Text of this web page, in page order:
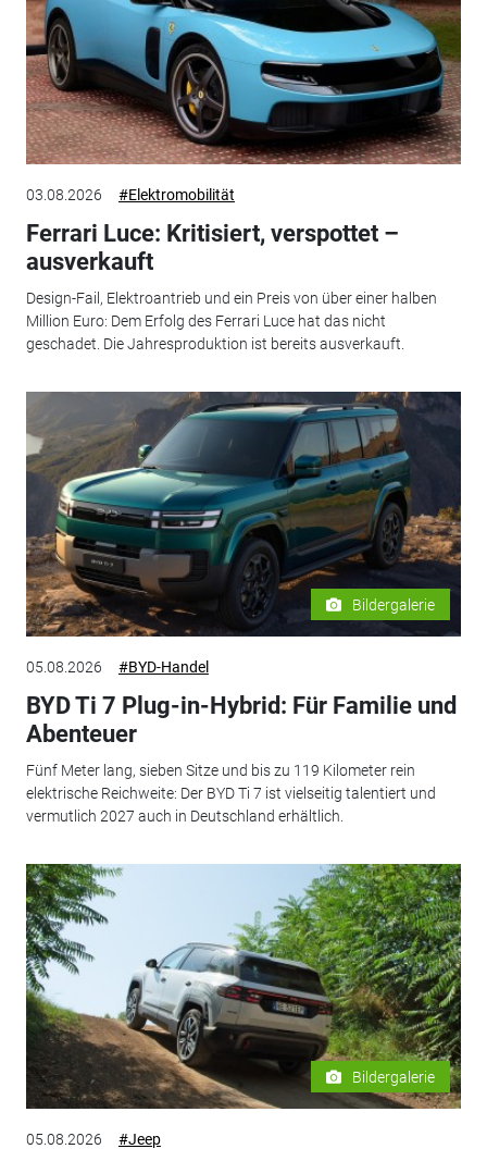
03.08.2026 #Elektromobilität
Ferrari Luce: Kritisiert, verspottet –
ausverkauft
Design-Fail, Elektroantrieb und ein Preis von über einer halben
Million Euro: Dem Erfolg des Ferrari Luce hat das nicht
geschadet. Die Jahresproduktion ist bereits ausverkauft.
Bildergalerie
05.08.2026 #BYD-Handel
BYD Ti 7 Plug-in-Hybrid: Für Familie und
Abenteuer
Fünf Meter lang, sieben Sitze und bis zu 119 Kilometer rein
elektrische Reichweite: Der BYD Ti 7 ist vielseitig talentiert und
vermutlich 2027 auch in Deutschland erhältlich.
Bildergalerie
05.08.2026 #Jeep